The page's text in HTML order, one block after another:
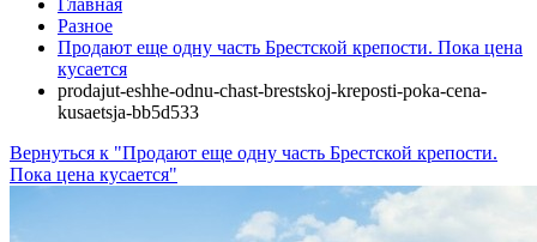
Главная
Разное
Продают еще одну часть Брестской крепости. Пока цена
кусается
prodajut-eshhe-odnu-chast-brestskoj-kreposti-poka-cena-
kusaetsja-bb5d533
Вернуться к "Продают еще одну часть Брестской крепости.
Пока цена кусается"